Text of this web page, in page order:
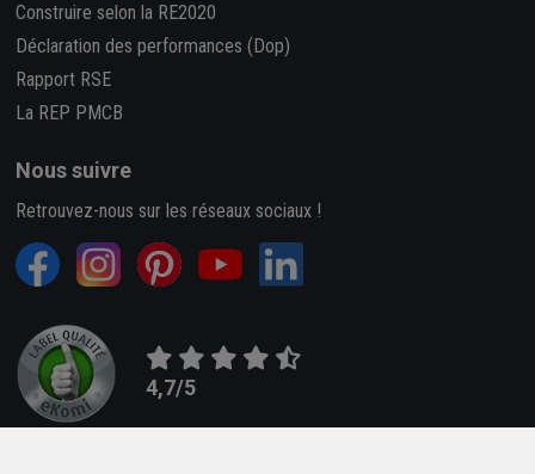
Construire selon la RE2020
Déclaration des performances (Dop)
Rapport RSE
La REP PMCB
Nous suivre
Retrouvez-nous sur les réseaux sociaux !
4,7/5